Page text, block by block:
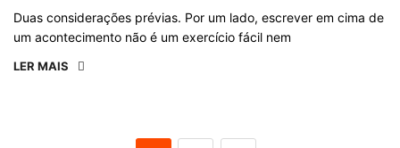
Duas considerações prévias. Por um lado, escrever em cima de
um acontecimento não é um exercício fácil nem
LER MAIS